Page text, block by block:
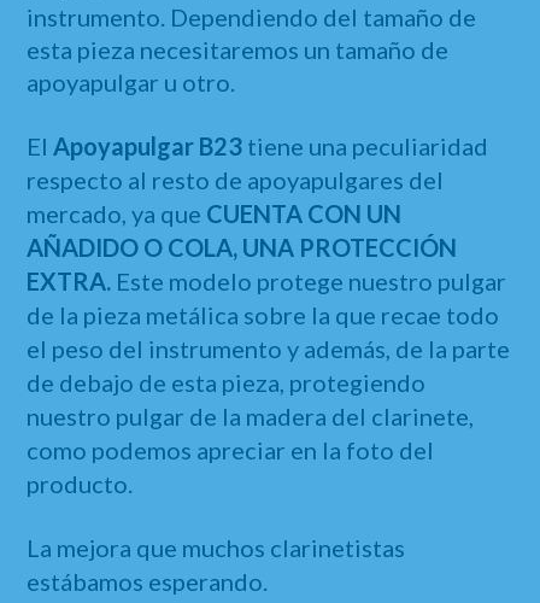
instrumento. Dependiendo del tamaño de
esta pieza necesitaremos un tamaño de
apoyapulgar u otro.
ElApoyapulgar B23 tiene una peculiaridad
respecto al resto de apoyapulgares del
mercado, ya que CUENTA CON UN
AÑADIDO O COLA, UNA PROTECCIÓN
EXTRA. Este modelo protege nuestro pulgar
de la pieza metálica sobre la que recae todo
el peso del instrumento y además, de la parte
de debajo de esta pieza, protegiendo
nuestro pulgar de la madera del clarinete,
como podemos apreciar en la foto del
producto.
La mejora que muchos clarinetistas
estábamos esperando.